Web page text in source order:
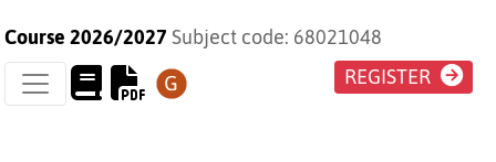
Course 2026/2027 Subject code: 68021048
REGISTER